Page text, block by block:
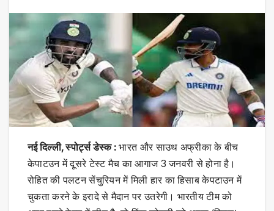
नई दिल्ली, स्पोर्ट्स डेस्क :भारत और साउथ अफ्रीका के बीच
केपाटउन में दूसरे टेस्ट मैच का आगाज 3 जनवरी से होना है।
रोहित की पलटन सेंचुरियन में मिली हार का हिसाब केपटाउन में
चुकता करने के इरादे से मैदान पर उतरेगी। भारतीय टीम को